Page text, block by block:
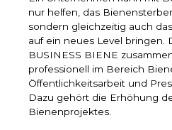
nur helfen, das
sondern gleichzeitig auch
auf ein neues Level bringen.
BUSINESS BIENE
professionell im Bereich
Öffentlichkeitsarbeit und
Dazu gehört die Erhöhung
Bienenprojektes.